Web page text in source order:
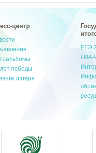
центр
победы
лагеря
ЕГЭ
ГИА-